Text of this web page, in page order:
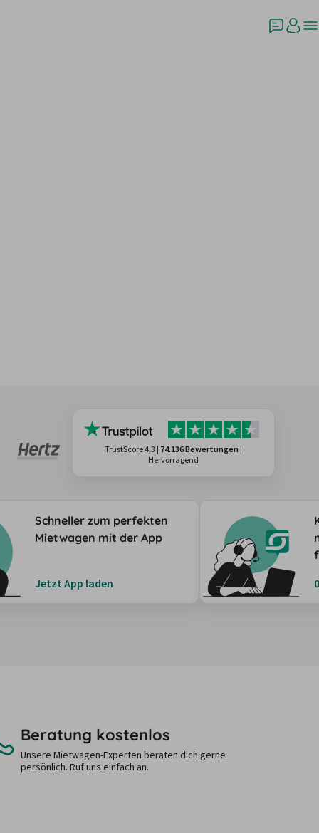
TrustScore 4,3 | 74.136 Bewertungen |
Hervorragend
Schneller zum perfekten
Mietwagen mit der App
Jetzt App laden
Beratung kostenlos
Unsere Mietwagen-Experten beraten dich gerne
persönlich. Ruf uns einfach an.